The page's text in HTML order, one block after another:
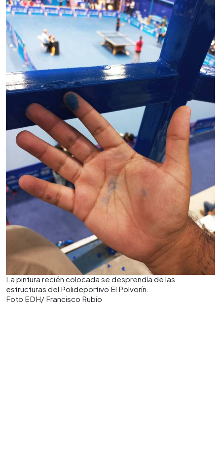
La pintura recién colocada se desprendía de las
estructuras del Polideportivo El Polvorín.
Foto EDH/ Francisco Rubio